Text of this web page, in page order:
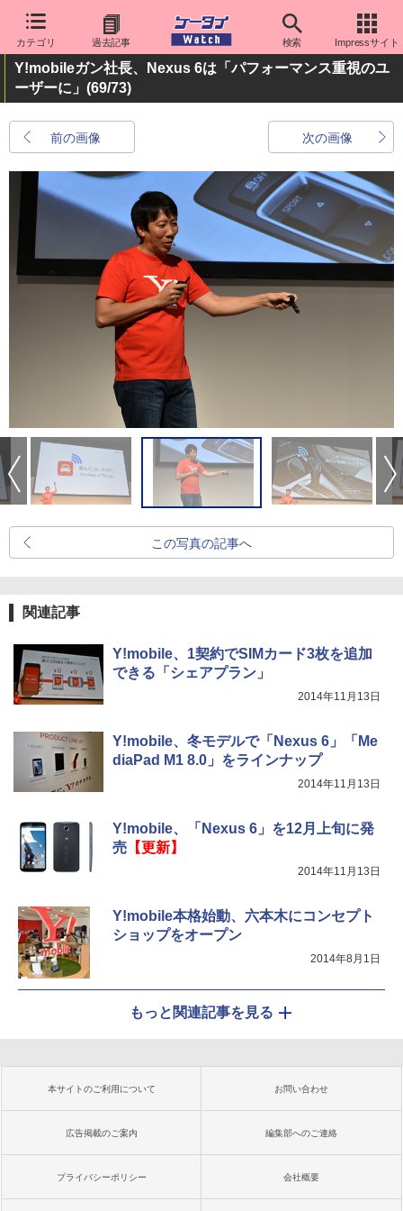
カテゴリ 過去記事 検索 Impressサイト
Y!mobileガン社長、Nexus 6は「パフォーマンス重視のユ
ーザーに」 (69/73)
前の画像 次の画像
この写真の記事へ
関連記事
Y!mobile、1契約でSIMカード3枚を追加
できる「シェアプラン」
2014年11月13日
Y!mobile、冬モデルで「Nexus 6」「Me
diaPad M1 8.0」をラインナップ
2014年11月13日
Y!mobile、「Nexus 6」を12月上旬に発
売【更新】
2014年11月13日
Y!mobile本格始動、六本木にコンセプト
ショップをオープン
2014年8月1日
もっと関連記事を見る
本サイトのご利用について お問い合わせ
広告掲載のご案内 編集部へのご連絡
プライバシーポリシー 会社概要